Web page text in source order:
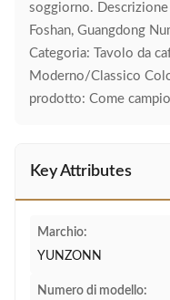
soggiorno.
Foshan, Guangdong
Categoria: Tavolo da
Moderno/Classico
prodotto: Come
Key Attributes
Marchio:
YUNZONN
Numero di modello: